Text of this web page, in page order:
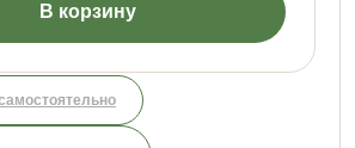
В корзину